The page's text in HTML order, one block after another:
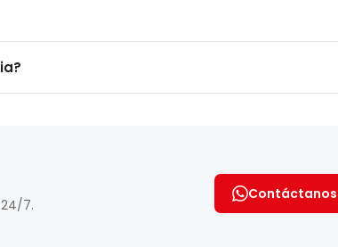
profesionales para garantizar un viaje
desde y hacia el hotel al lugar de lanzamiento.
7.